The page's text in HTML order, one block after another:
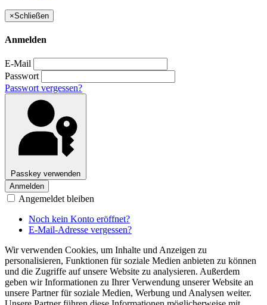
×Schließen
Anmelden
E-Mail
Passwort
Passwort vergessen?
Passkey verwenden
Anmelden
Angemeldet bleiben
Noch kein Konto eröffnet?
E-Mail-Adresse vergessen?
Wir verwenden Cookies, um Inhalte und Anzeigen zu
personalisieren, Funktionen für soziale Medien anbieten zu können
und die Zugriffe auf unsere Website zu analysieren. Außerdem
geben wir Informationen zu Ihrer Verwendung unserer Website an
unsere Partner für soziale Medien, Werbung und Analysen weiter.